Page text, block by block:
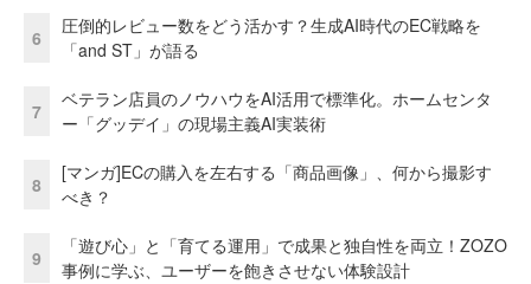
6
圧倒的レビュー数をどう活かす？生成AI時代のEC戦略を
「and ST」が語る
7
ベテラン店員のノウハウをAI活用で標準化。ホームセンタ
ー「グッデイ」の現場主義AI実装術
8
[マンガ]ECの購入を左右する「商品画像」、何から撮影す
べき？
9
「遊び心」と「育てる運用」で成果と独自性を両立！ZOZO
事例に学ぶ、ユーザーを飽きさせない体験設計